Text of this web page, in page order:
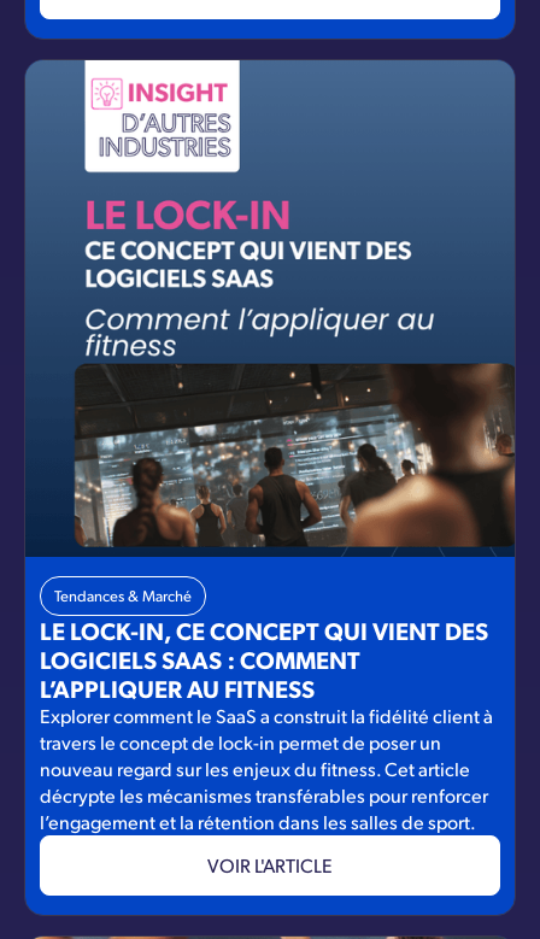
Tendances & Marché
LE LOCK-IN, CE CONCEPT QUI VIENT DES
LOGICIELS SAAS : COMMENT
L’APPLIQUER AU FITNESS
Explorer comment le SaaS a construit la fidélité client à
travers le concept de lock-in permet de poser un
nouveau regard sur les enjeux du fitness. Cet article
décrypte les mécanismes transférables pour renforcer
l’engagement et la rétention dans les salles de sport.
VOIR L'ARTICLE